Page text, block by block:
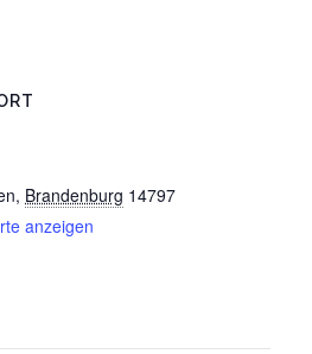
, Brandenburg 14797
anzeigen